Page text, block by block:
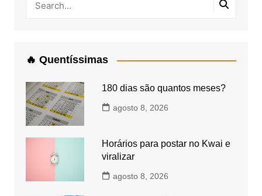
🔥 Quentíssimas
180 dias são quantos meses?
agosto 8, 2026
Horários para postar no Kwai e
viralizar
agosto 8, 2026